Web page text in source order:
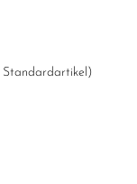
Standardartikel )